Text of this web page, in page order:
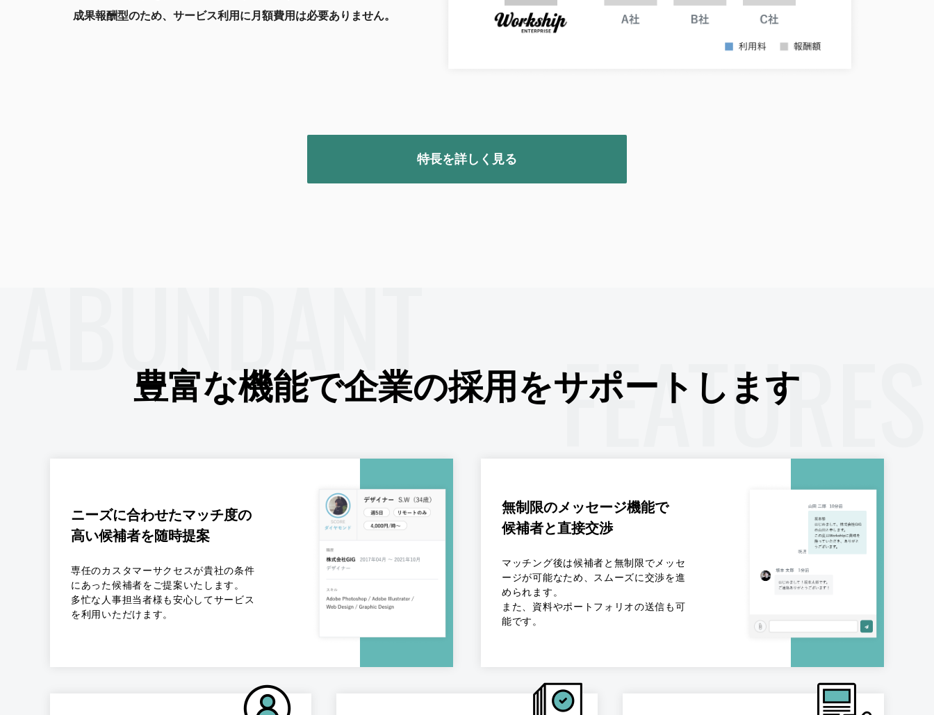
成果報酬型のため、サービス利用に月額費用は必要ありません。
特長を詳しく見る
ABUNDANT
FEATURES
豊富な機能で企業の採用をサポートします
ニーズに合わせたマッチ度の
高い候補者を随時提案
専任のカスタマーサクセスが貴社の条件
にあった候補者をご提案いたします。
多忙な人事担当者様も安心してサービス
を利用いただけます。
無制限のメッセージ機能で
候補者と直接交渉
マッチング後は候補者と無制限でメッセ
ージが可能なため、スムーズに交渉を進
められます。
また、資料やポートフォリオの送信も可
能です。